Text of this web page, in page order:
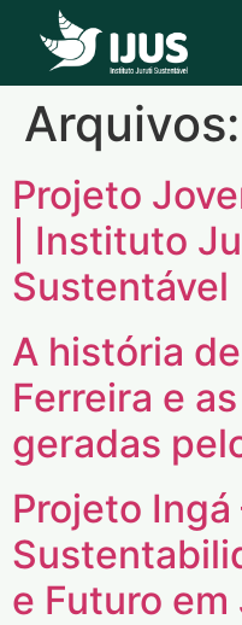
Arquivos:
Projeto
| Instituto
Sustentável
A história
Ferreira e
geradas
Projeto Ingá
e Futuro